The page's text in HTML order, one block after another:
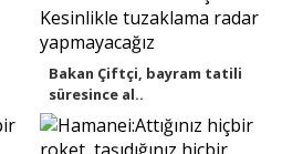
Bakan Çiftçi, bayram tatili
süresince al..